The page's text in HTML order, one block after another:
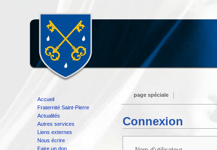
Connexion
page spéciale
Accueil
Fraternité Saint-Pierre
Actualités
Autres services
Liens externes
Nous écrire
Faire un don